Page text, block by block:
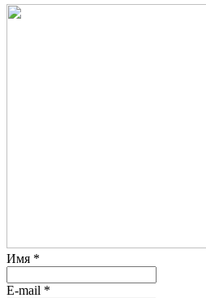
Имя *
E-mail *